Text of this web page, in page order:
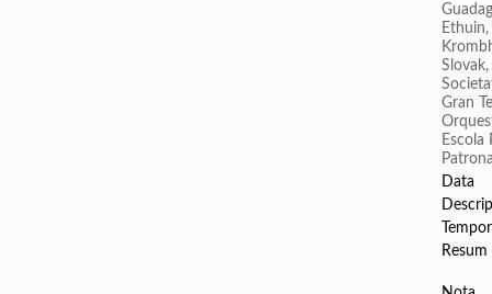
Ethuin,
Gran
Escola
Data
Resum